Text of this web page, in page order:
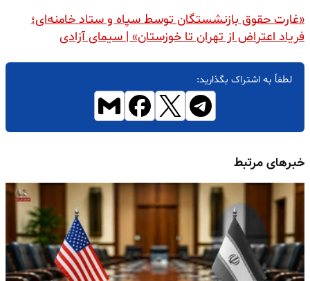
«غارت حقوق بازنشستگان توسط سپاه و ستاد خامنه‌ای؛
فریاد اعتراض از تهران تا خوزستان» | سیمای آزادی
لطفاً به اشتراک بگذارید:
خبرهای مرتبط